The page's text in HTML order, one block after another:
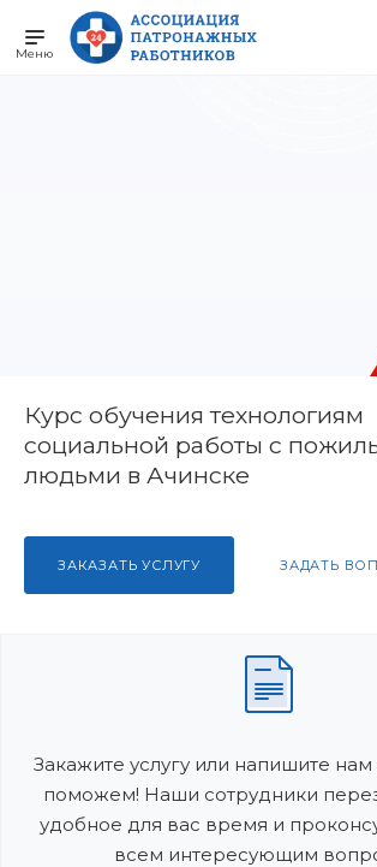
Курс обучения технологиям
социальной работы с
людьми в Ачинске
ЗАКАЗАТЬ УСЛУГУ ЗАДАТЬ
Закажите услугу или напишите
поможем! Наши сотрудники
удобное для вас время и
всем интересующим